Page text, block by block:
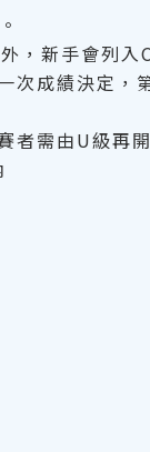
，新手會列
成績決定，
者需由U級再